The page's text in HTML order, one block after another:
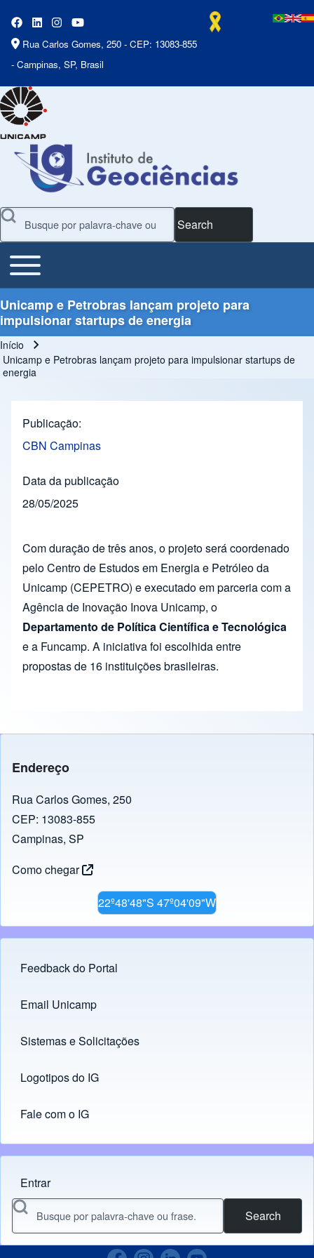
Rua Carlos Gomes, 250 - CEP: 13083-855
- Campinas, SP, Brasil
Search
Main Menu
Toggle main menu
Unicamp e Petrobras lançam projeto para
impulsionar startups de energia
Trilha de navegação
Início
Unicamp e Petrobras lançam projeto para impulsionar startups de
energia
Publicação
CBN Campinas
Data da publicação
28/05/2025
Com duração de três anos, o projeto será coordenado
pelo Centro de Estudos em Energia e Petróleo da
Unicamp (CEPETRO) e executado em parceria com a
Agência de Inovação Inova Unicamp, o
Departamento de Política Científica e Tecnológica
e a Funcamp. A iniciativa foi escolhida entre
propostas de 16 instituições brasileiras.
Endereço
Rua Carlos Gomes, 250
CEP: 13083-855
Campinas, SP
Como chegar
22º48'48"S 47º04'09"W
Footer menu
Feedback do Portal
Links
Email Unicamp
(opens in new tab)
Sistemas e Solicitações
(opens in new tab)
Logotipos do IG
(opens in new tab)
Fale com o IG
Menu do usuário
Entrar
Search